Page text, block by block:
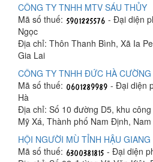
CÔNG TY TNHH MTV SÁU THỦY
Mã số thuế:
- Đại diện
Ngọc
Địa chỉ: Thôn Thanh Bình, Xã Ia
Gia Lai
CÔNG TY TNHH ĐỨC HÀ CƯỜNG
Mã số thuế:
- Đại diện
Hà
Địa chỉ: Số 10 đường D5, khu
Mỹ Xá, Thành phố Nam Định,
HỘI NGƯỜI MÙ TỈNH HẬU GIANG
Mã số thuế:
- Đại diện